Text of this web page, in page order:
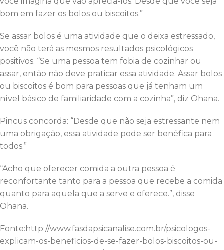
bom em fazer os bolos ou biscoitos.”
Se assar bolos é uma atividade que o deixa estressado,
você não terá as mesmos resultados psicológicos
positivos. “Se uma pessoa tem fobia de cozinhar ou
assar, então não deve praticar essa atividade. Assar bolos
ou biscoitos é bom para pessoas que já tenham um
nível básico de familiaridade com a cozinha”, diz Ohana.
Pincus concorda: “Desde que não seja estressante nem
uma obrigação, essa atividade pode ser benéfica para
todos.”
“Acho que oferecer comida a outra pessoa é
reconfortante tanto para a pessoa que recebe a comida
quanto para aquela que a serve e oferece.”, disse
Ohana.
Fonte:http://www.fasdapsicanalise.com.br/psicologos-
explicam-os-beneficios-de-se-fazer-bolos-biscoitos-ou-